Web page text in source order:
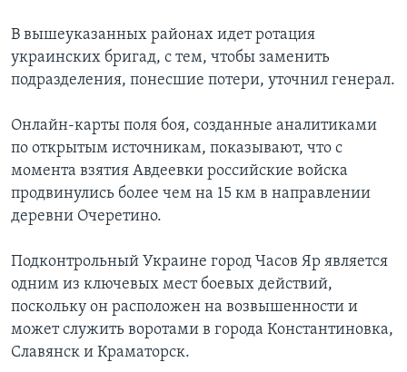
В вышеуказанных районах идет ротация
украинских бригад, с тем, чтобы заменить
подразделения, понесшие потери, уточнил генерал.
Онлайн-карты поля боя, созданные аналитиками
по открытым источникам, показывают, что с
момента взятия Авдеевки российские войска
продвинулись более чем на 15 км в направлении
деревни Очеретино.
Подконтрольный Украине город Часов Яр является
одним из ключевых мест боевых действий,
поскольку он расположен на возвышенности и
может служить воротами в города Константиновка,
Славянск и Краматорск.